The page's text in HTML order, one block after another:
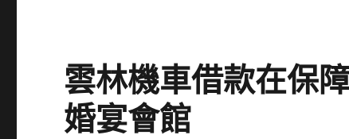
雲林機車借款在保
婚宴會館